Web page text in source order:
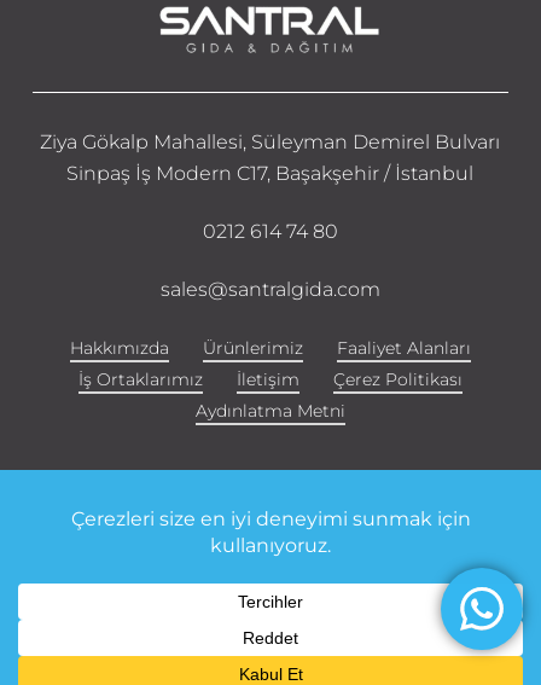
Ziya Gökalp Mahallesi, Süleyman Demirel Bulvarı
Sinpaş İş Modern C17, Başakşehir / İstanbul
0212 614 74 80
sales@santralgida.com
Hakkımızda Ürünlerimiz
Faaliyet Alanları
İş Ortaklarımız
İletişim
Çerez Politikası
Aydınlatma Metni